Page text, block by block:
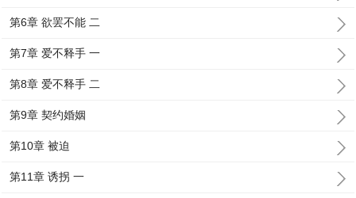
第6章 欲罢不能 二
第7章 爱不释手 一
第8章 爱不释手 二
第9章 契约婚姻
第10章 被迫
第11章 诱拐 一